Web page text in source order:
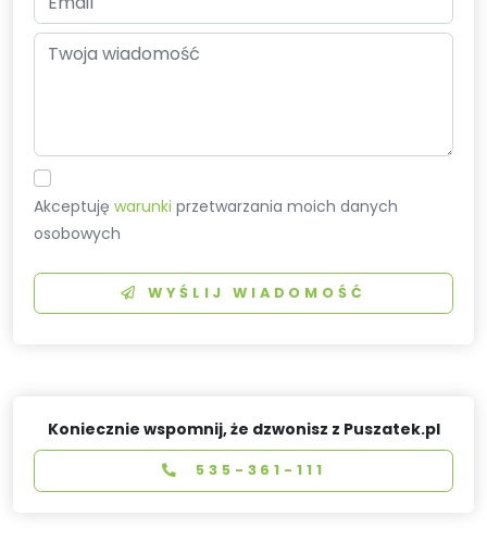
Akceptujęwarunki przetwarzania moich danych
osobowych
WYŚLIJ WIADOMOŚĆ
Koniecznie wspomnij, że dzwonisz z Puszatek.pl
535-361-111